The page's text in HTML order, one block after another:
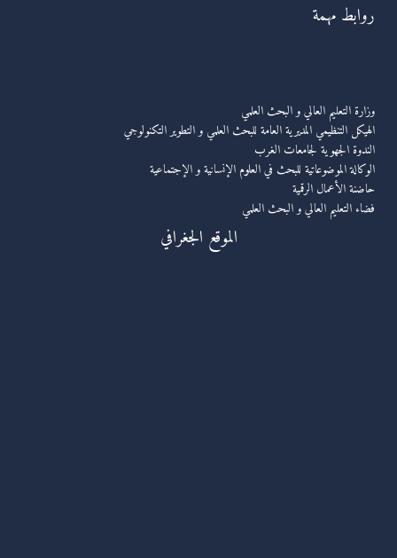
روابط مهمة
وزارة التعليم العالي و البحث العلمي
الهيكل التنظيمي المديرية العامة للبحث العلمي و التطوير التكنولوجي
الندوة الجهوية لجامعات الغرب
الوكالة الموضوعاتية للبحث في العلوم الإنسانية و الإجتماعية
حاضنة الأعمال الرقمية
فضاء التعليم العالي و البحث العلمي
الموقع الجغرافي